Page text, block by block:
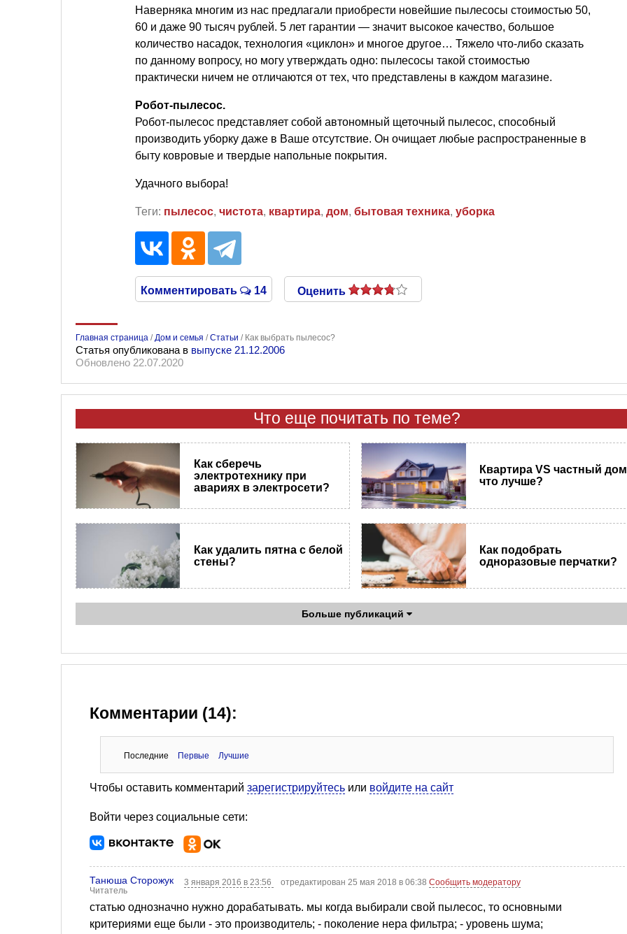
Наверняка многим из нас предлагали приобрести новейшие пылесосы стоимостью 50,
60 и даже 90 тысяч рублей. 5 лет гарантии — значит высокое качество, большое
количество насадок, технология «циклон» и многое другое… Тяжело что-либо сказать
по данному вопросу, но могу утверждать одно: пылесосы такой стоимостью
практически ничем не отличаются от тех, что представлены в каждом магазине.
Робот-пылесос.
Робот-пылесос представляет собой автономный щеточный пылесос, способный
производить уборку даже в Ваше отсутствие. Он очищает любые распространенные в
быту ковровые и твердые напольные покрытия.
Удачного выбора!
Теги: пылесос, чистота, квартира, дом, бытовая техника, уборка
Комментировать 14 Оценить
Главная страница / Дом и семья /Статьи / Как выбрать пылесос?
Статья опубликована в выпуске 21.12.2006
Обновлено 22.07.2020
Что еще почитать по теме?
Как сберечь
электротехнику при
авариях в электросети?
Квартира VS частный
что лучше?
Как удалить пятна с белой
стены?
Как подобрать
одноразовые перчатки?
Больше публикаций
Комментарии (14):
Последние Первые Лучшие
Чтобы оставить комментарий зарегистрируйтесь или войдите на сайт
Войти через социальные сети:
Танюша Сторожук
Читатель
3 января 2016 в 23:56 отредактирован 25 мая 2018 в 06:38Сообщить модератору
статью однозначно нужно дорабатывать. мы когда выбирали свой пылесос, то основными
критериями еще были - это производитель; - поколение нера фильтра; - уровень шума;